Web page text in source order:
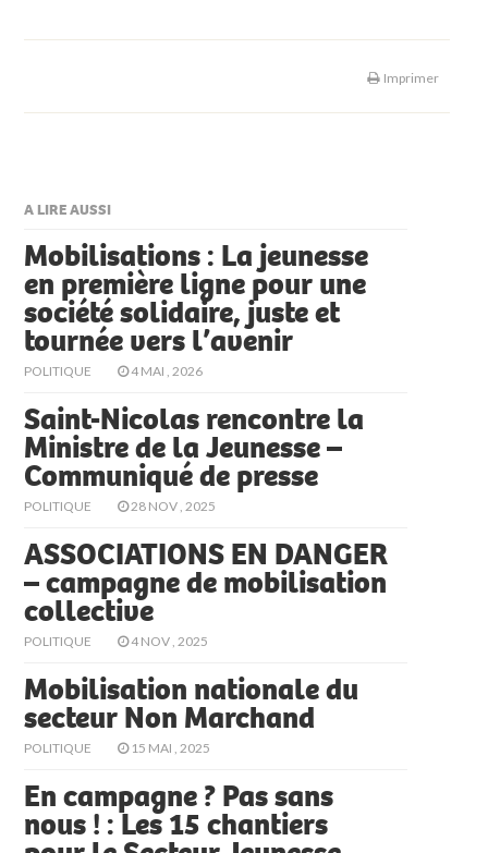
Imprimer
A LIRE AUSSI
Mobilisations : La jeunesse
en première ligne pour une
société solidaire, juste et
tournée vers l’avenir
POLITIQUE 4 MAI , 2026
Saint-Nicolas rencontre la
Ministre de la Jeunesse –
Communiqué de presse
POLITIQUE 28 NOV , 2025
ASSOCIATIONS EN DANGER
– campagne de mobilisation
collective
POLITIQUE 4 NOV , 2025
Mobilisation nationale du
secteur Non Marchand
POLITIQUE 15 MAI , 2025
En campagne ? Pas sans
nous ! : Les 15 chantiers